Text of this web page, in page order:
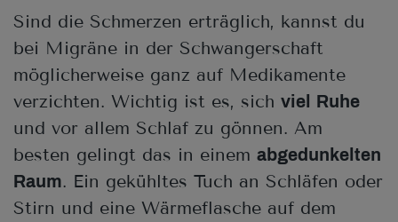
Sind die Schmerzen erträglich, kannst du
bei Migräne in der Schwangerschaft
möglicherweise ganz auf Medikamente
verzichten. Wichtig ist es, sich viel Ruhe
und vor allem Schlaf zu gönnen. Am
besten gelingt das in einem abgedunkelten
Raum. Ein gekühltes Tuch an Schläfen oder
Stirn und eine Wärmeflasche auf dem